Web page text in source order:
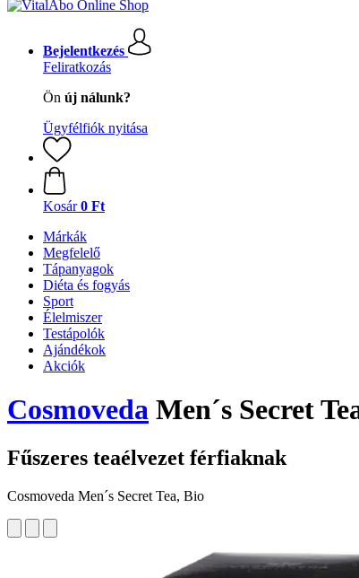
Bejelentkezés
Feliratkozás
Ön új nálunk?
Ügyfélfiók nyitása
Kosár 0 Ft
Márkák
Megfelelő
Tápanyagok
Diéta és fogyás
Sport
Élelmiszer
Testápolók
Ajándékok
Akciók
Cosmoveda Men´s Secret
Fűszeres teaélvezet férfiaknak
Cosmoveda Men´s Secret Tea, Bio